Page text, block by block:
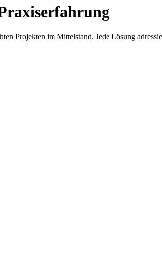
Projekten im Mittelstand. Jede Lösung